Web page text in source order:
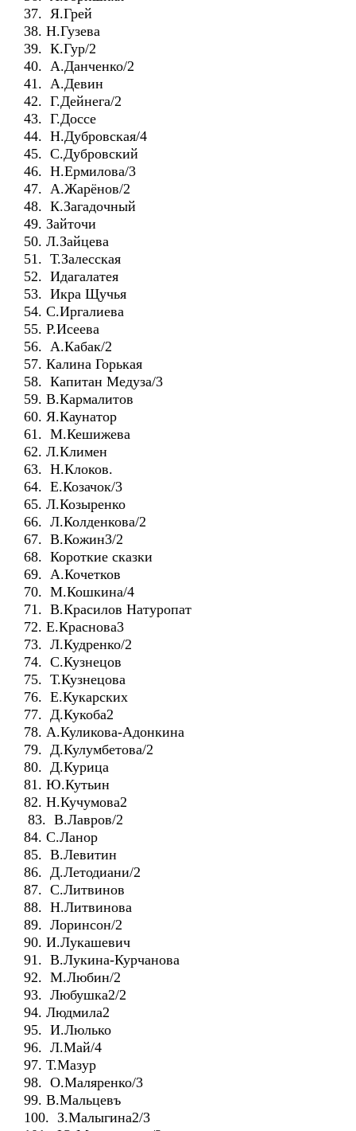
37. Я.Грей
38. Н.Гузева
39. К.Гур/2
40. А.Данченко/2
41. А.Девин
42. Г.Дейнега/2
43. Г.Доссе
44. Н.Дубровская/4
45. С.Дубровский
46. Н.Ермилова/3
47. А.Жарёнов/2
48. К.Загадочный
49. Зайточи
50. Л.Зайцева
51. Т.Залесская
52. Идагалатея
53. Икра Щучья
54. С.Иргалиева
55. Р.Исеева
56. А.Кабак/2
57. Калина Горькая
58. Капитан Медуза/3
59. В.Кармалитов
60. Я.Каунатор
61. М.Кешижева
62. Л.Климен
63. Н.Клоков.
64. Е.Козачок/3
65. Л.Козыренко
66. Л.Колденкова/2
67. В.Кожин3/2
68. Короткие сказки
69. А.Кочетков
70. М.Кошкина/4
71. В.Красилов Натуропат
72. Е.Краснова3
73. Л.Кудренко/2
74. С.Кузнецов
75. Т.Кузнецова
76. Е.Кукарских
77. Д.Кукоба2
78. А.Куликова-Адонкина
79. Д.Кулумбетова/2
80. Д.Курица
81. Ю.Кутьин
82. Н.Кучумова2
83. В.Лавров/2
84. С.Ланор
85. В.Левитин
86. Д.Летодиани/2
87. С.Литвинов
88. Н.Литвинова
89. Лоринсон/2
90. И.Лукашевич
91. В.Лукина-Курчанова
92. М.Любин/2
93. Любушка2/2
94. Людмила2
95. И.Люлько
96. Л.Май/4
97. Т.Мазур
98. О.Маляренко/3
99. В.Мальцевъ
100. З.Малыгина2/3